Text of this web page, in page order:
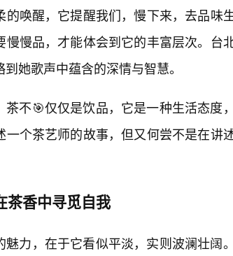
的唤醒，它提醒我们，慢下来，去品味
慢慢品，才能体会到它的丰富层次。台
她歌声中蕴含的深情与智慧。
茶不🎯仅仅是饮品，它是一种生活态度
一个茶艺师的故事，但又何尝不是在讲
茶香中寻觅自我
魅力，在于它看似平淡，实则波澜壮阔